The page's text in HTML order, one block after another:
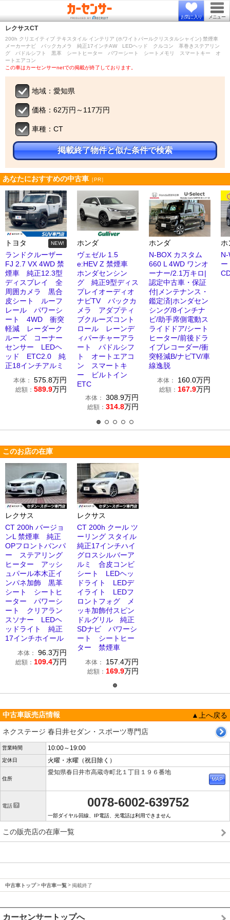
お気に入り メニュー
レクサスCT
200h クリエイティブ テキスタイル インテリア (ホワイトパールクリスタルシャイン) 禁煙車
メーカーナビ バックカメラ 純正17インチAW LEDヘッド クルコン 革巻きステアリン
グ パドルシフト 黒革 シートヒーター パワーシート シートメモリ スマートキー オ
ートエアコン
この車はカーセンサーnetでの掲載が終了しております。
地域：愛知県
価格：62万円～117万円
車種：CT
掲載終了物件と似た条件で検索
あなたにおすすめの中古車 ［PR］
トヨタ NEW!
ランドクルーザー
FJ 2.7 VX 4WD 禁
煙車 純正12.3型
ディスプレイ 全
周囲カメラ 黒合
皮シート ルーフ
レール パワーシ
ート 4WD 衝突
軽減 レーダーク
ルーズ コーナー
センサー LEDヘ
ッド ETC2.0 純
正18インチアルミ
本体： 575.8万円
総額： 589.9万円
ホンダ
ヴェゼル 1.5
e:HEV Z 禁煙車
ホンダセンシン
グ 純正9型ディス
プレイオーディオ
ナビTV バックカ
メラ アダプティ
ブクルーズコント
ロール レーンデ
ィパーチャーアラ
ート パドルシフ
ト オートエアコ
ン スマートキ
ー ビルトイン
ETC
本体： 308.9万円
総額： 314.8万円
ホンダ
N-BOX カスタム
660 L 4WD ワンオ
ーナー/2.1万キロ|
認定中古車・保証
付|メンテナンス・
鑑定済|ホンダセン
シング/8インチナ
ビ/助手席側電動ス
ライドドア/シート
ヒーター/前後ドラ
イブレコーダー/衝
突軽減B/ナビTV/車
線逸脱
本体： 160.0万円
総額： 167.9万円
ホ
ー
このお店の在庫
レクサス
CT 200h バージョ
ンL 禁煙車 純正
OPフロントバンパ
ー ステアリング
ヒーター アッシ
ュパール本木正イ
ンパネ加飾 黒革
シート シートヒ
ーター パワーシ
ート クリアラン
スソナー LEDヘ
ッドライト 純正
17インチホイール
本体： 96.3万円
総額： 109.4万円
レクサス
CT 200h クール ツ
ーリング スタイル
純正17インチハイ
グロスシルバーア
ルミ 合皮コンビ
シート LEDヘッ
ドライト LEDデ
イライト LEDフ
ロントフォグ メ
ッキ加飾付スピン
ドルグリル 純正
SDナビ パワーシ
ート シートヒー
ター 禁煙車
本体： 157.4万円
総額： 169.9万円
中古車販売店情報
▲上へ戻る
ネクステージ 春日井セダン・スポーツ専門店
営業時間 10:00～19:00
定休日 火曜・水曜（祝日除く）
住所
愛知県春日井市高蔵寺町北１丁目１９６番地
電話 0078-6002-639752
一部ダイヤル回線、IP電話、光電話は利用できません
この販売店の在庫一覧
中古車トップ 中古車一覧 掲載終了
カーセンサートップへ